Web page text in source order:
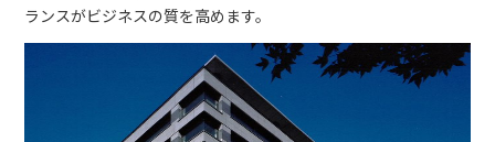
ランスがビジネスの質を高めます。